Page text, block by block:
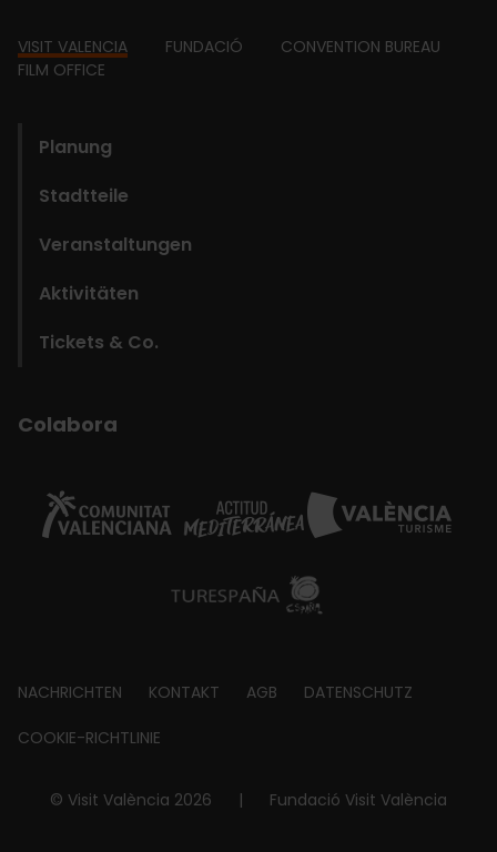
Footer
VISIT VALENCIA FUNDACIÓ
CONVENTION BUREAU
FILM OFFICE
Planung
Stadtteile
Veranstaltungen
Aktivitäten
Tickets & Co.
Colabora
Footer
about
NACHRICHTEN KONTAKT AGB DATENSCHUTZ
COOKIE-RICHTLINIE
© Visit València 2026 | Fundació Visit València